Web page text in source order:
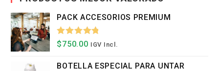
PACK ACCESORIOS PREMIUM
Valorado
De 5
$750.00 IGV Incl.
BOTELLA ESPECIAL PARA UNTAR